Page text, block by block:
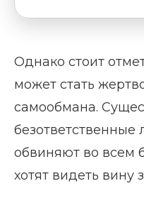
Однако стоит
может стать
самообмана.
обвиняют во всем
хотят видеть вину